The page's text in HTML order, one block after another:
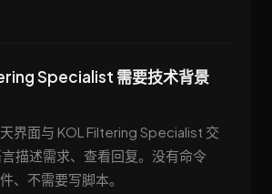
Specialist 需要技术背景
界面与 KOL Filtering Specialist 交
描述需求、查看回复。没有命令
、不需要写脚本。